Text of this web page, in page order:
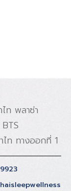
ท พลาซ่า
ท ทางออกที่ 1